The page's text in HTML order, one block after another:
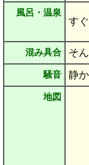
風呂・温泉
す
混み具合 そ
騒音 静
地図